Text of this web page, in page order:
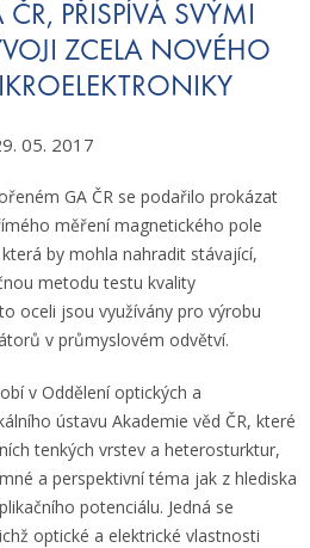
ČR, PŘISPÍVÁ SVÝMI
ZCELA NOVÉHO
05. 2017
GA ČR se podařilo prokázat
měření magnetického pole
by mohla nahradit stávající,
metodu testu kvality
oceli jsou využívány pro výrobu
v průmyslovém odvětví.
v Oddělení optických a
ústavu Akademie věd ČR, které
tenkých vrstev a heterosturktur,
a perspektivní téma jak z hlediska
potenciálu. Jedná se
optické a elektrické vlastnosti